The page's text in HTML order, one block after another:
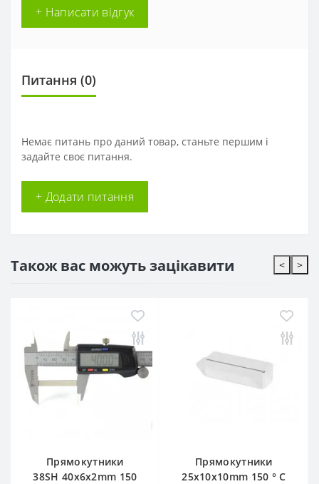
+ Написати відгук
Питання (0)
Немає питань про даний товар, станьте першим і
задайте своє питання.
+ Додати питання
Також вас можуть зацікавити <
Прямокутники
38SH 40x6x2mm 150
Прямокутники
25x10x10mm 150 ° C
>